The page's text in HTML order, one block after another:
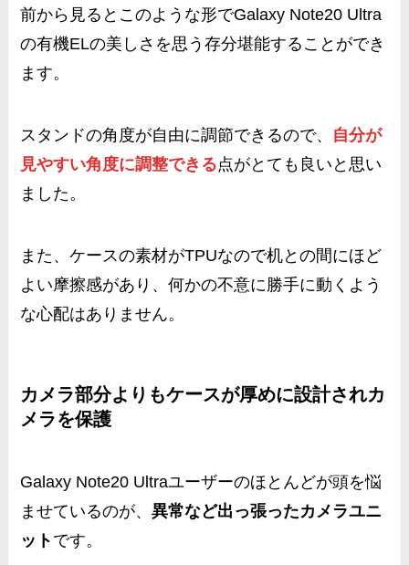
前から見るとこのような形でGalaxy Note20 Ultra
の有機ELの美しさを思う存分堪能することができ
ます。
スタンドの角度が自由に調節できるので、 自分が
見やすい角度に調整できる点がとても良いと思い
ました。
また、ケースの素材がTPUなので机との間にほど
よい摩擦感があり、何かの不意に勝手に動くよう
な心配はありません。
カメラ部分よりもケースが厚めに設計されカ
メラを保護
Galaxy Note20 Ultraユーザーのほとんどが頭を悩
ませているのが、異常など出っ張ったカメラユニ
ット です。